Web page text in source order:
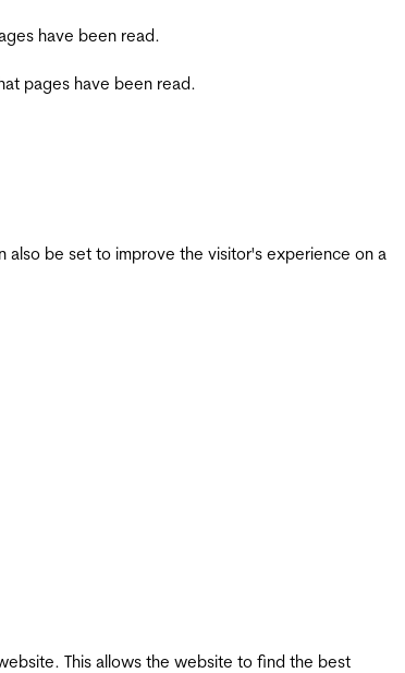
have been read.
pages have been read.
be set to improve the visitor's experience on a
This allows the website to find the best